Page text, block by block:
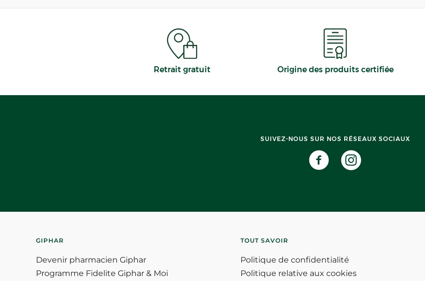
Retrait gratuit Origine des produits certifiée
SUIVEZ-NOUS SUR NOS RÉSEAUX SOCIAUX
GIPHAR
Devenir pharmacien Giphar
Programme Fidelite Giphar & Moi
TOUT SAVOIR
Politique de confidentialité
Politique relative aux cookies